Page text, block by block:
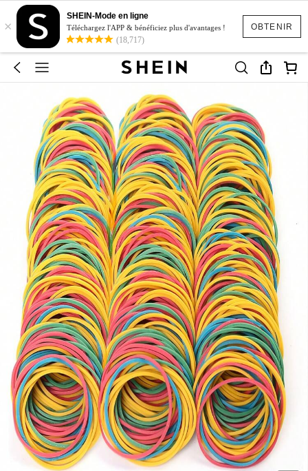
OBTENIR
×
SHEIN-Mode en ligne
Téléchargez l'APP & bénéficiez plus d'avantages !
(18,717)